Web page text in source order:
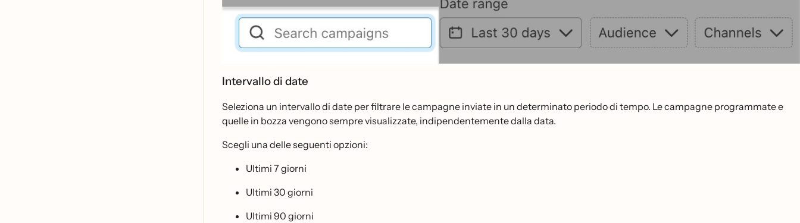
Intervallo di date
Seleziona un intervallo di date per filtrare le campagne inviate in un determinato periodo di tempo. Le campagne programmate e
quelle in bozza vengono sempre visualizzate, indipendentemente dalla data.
Scegli una delle seguenti opzioni:
Ultimi 7 giorni
Ultimi 30 giorni
Ultimi 90 giorni